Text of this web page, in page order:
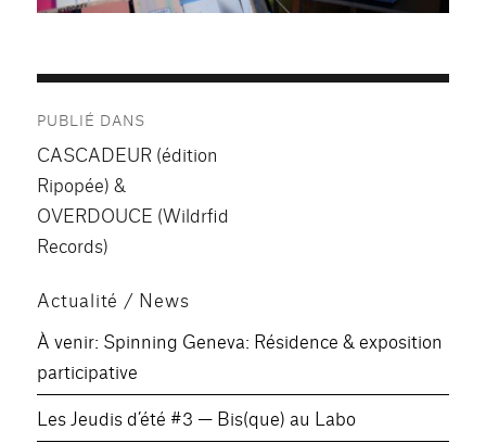
de
l’article
PUBLIÉ DANS
CASCADEUR (édition
Ripopée) &
OVERDOUCE (Wildrfid
Records)
Actualité / News
À venir: Spinning Geneva: Résidence & exposition
participative
Les Jeudis d’été #3 — Bis(que) au Labo